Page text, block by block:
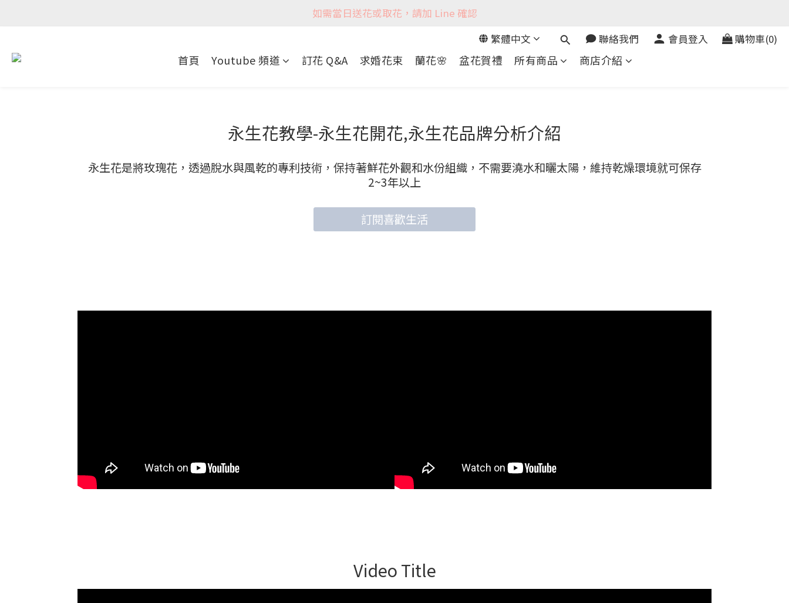
如需當日送花或取花，請加 Line 確認
繁體中文
聯絡我們 會員登入 購物車(0)
首頁 Youtube 頻道 訂花 Q&A 求婚花束 蘭花🌸 盆花賀禮 所有商品 商店介紹
永生花教學-永生花開花,永生花品牌分析介紹
永生花是將玫瑰花，透過脫水與風乾的專利技術，保持著鮮花外觀和水份組織，不需要澆水和曬太陽，維持乾燥環境就可保存
2~3年以上
訂閱喜歡生活
Video Title